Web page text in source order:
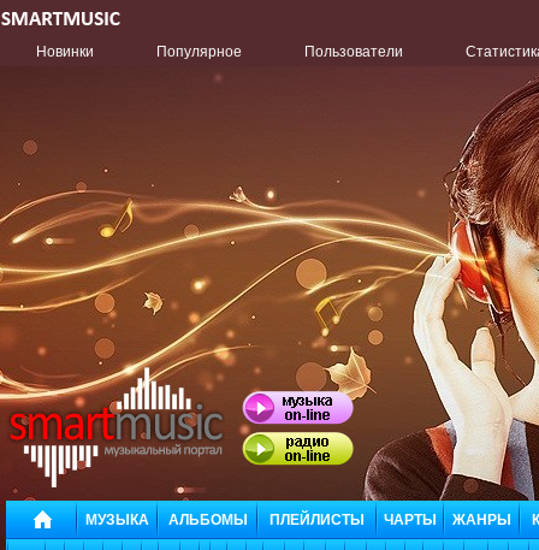
Новинки Популярное Пользователи
МУЗЫКА АЛЬБОМЫ ПЛЕЙЛИСТЫ ЧАРТЫ ЖАНРЫ